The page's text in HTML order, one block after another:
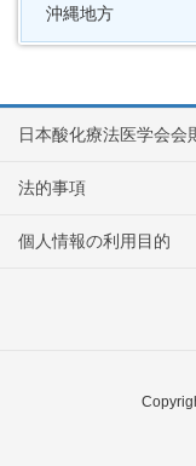
沖縄地方
日本酸化療法医学会会
法的事項
個人情報の利用目的